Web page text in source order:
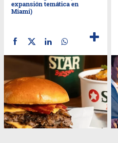
expansión temática en
Miami)